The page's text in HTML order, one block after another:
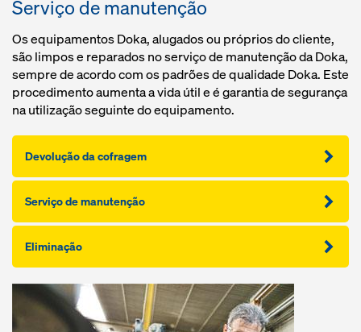
Serviço de manutenção
Os equipamentos Doka, alugados ou próprios do cliente,
são limpos e reparados no serviço de manutenção da Doka,
sempre de acordo com os padrões de qualidade Doka. Este
procedimento aumenta a vida útil e é garantia de segurança
na utilização seguinte do equipamento.
Devolução da cofragem
Serviço de manutenção
Eliminação